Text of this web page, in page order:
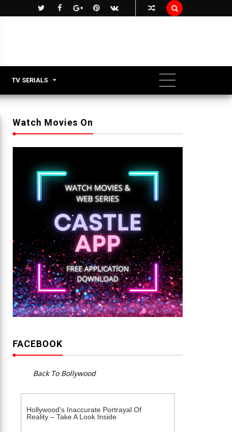

TV SERIALS
Watch Movies On
FACEBOOK
Back To Bollywood